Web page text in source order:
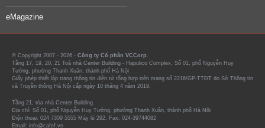
eMagazine
© Copyright 2007 - 2026 - Công ty Cổ phần VCCorp.
Tầng 17, 19, 20, 21 Toà nhà Center Building - Hapulico Complex, Số 01, phố Nguyễn Huy
Tưởng, phường Thanh Xuân, thành phố Hà Nội
Giấy phép thiết lập trang thông tin điện tử tổng hợp trên mạng số 2216/GP-TTĐT do Sở Thông tin
và Truyền thông Hà Nội cấp ngày 10 tháng 4 năm 2019.
Tầng 21, tòa nhà Center Building.
Địa chỉ: Số 01, phố Nguyễn Huy Tưởng, phường Thanh Xuân, thành phố Hà Nội
Điện thoại: 024 7309 5555 Máy lẻ 292. Fax: 024-39744082
Email: info@cafef.vn